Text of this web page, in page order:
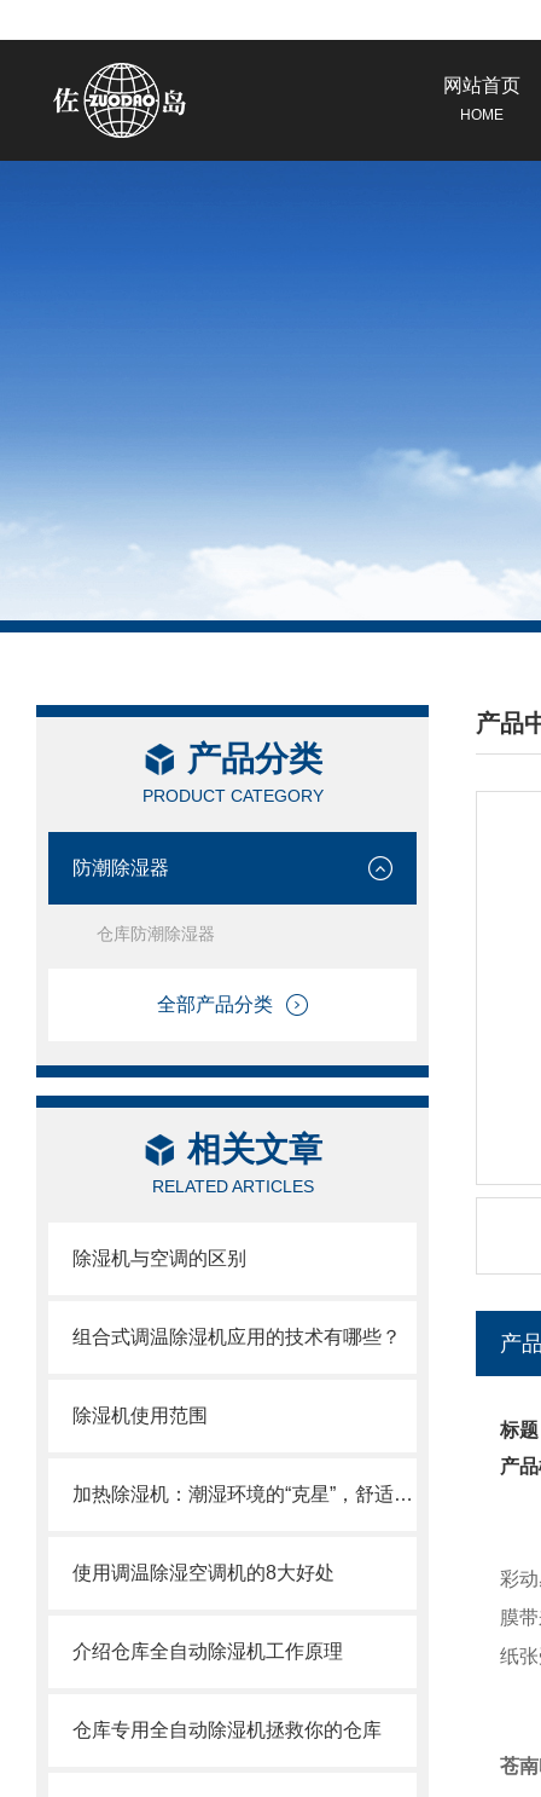
网站首页
HOME
产品分类
PRODUCT CATEGORY
防潮除湿器
仓库防潮除湿器
全部产品分类
相关文章
RELATED ARTICLES
除湿机与空调的区别
组合式调温除湿机应用的技术有哪些？
除湿机使用范围
加热除湿机：潮湿环境的“克星”，舒适生活的“守护者”
使用调温除湿空调机的8大好处
介绍仓库全自动除湿机工作原理
仓库专用全自动除湿机拯救你的仓库
产品
/
产
标
产
彩
膜
纸
苍